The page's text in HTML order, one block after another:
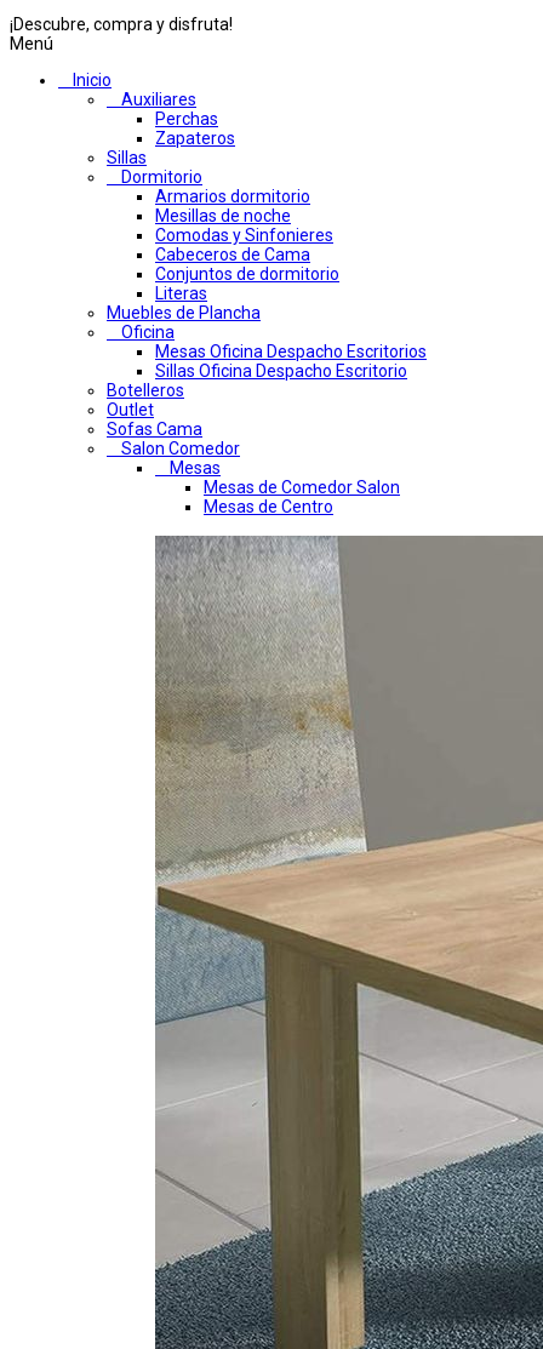
¡Descubre, compra y disfruta!
Menú
Inicio
Auxiliares
Perchas
Zapateros
Sillas
Dormitorio
Armarios dormitorio
Mesillas de noche
Comodas y Sinfonieres
Cabeceros de Cama
Conjuntos de dormitorio
Literas
Muebles de Plancha
Oficina
Mesas Oficina Despacho Escritorios
Sillas Oficina Despacho Escritorio
Botelleros
Outlet
Sofas Cama
Salon Comedor
Mesas
Mesas de Comedor Salon
Mesas de Centro